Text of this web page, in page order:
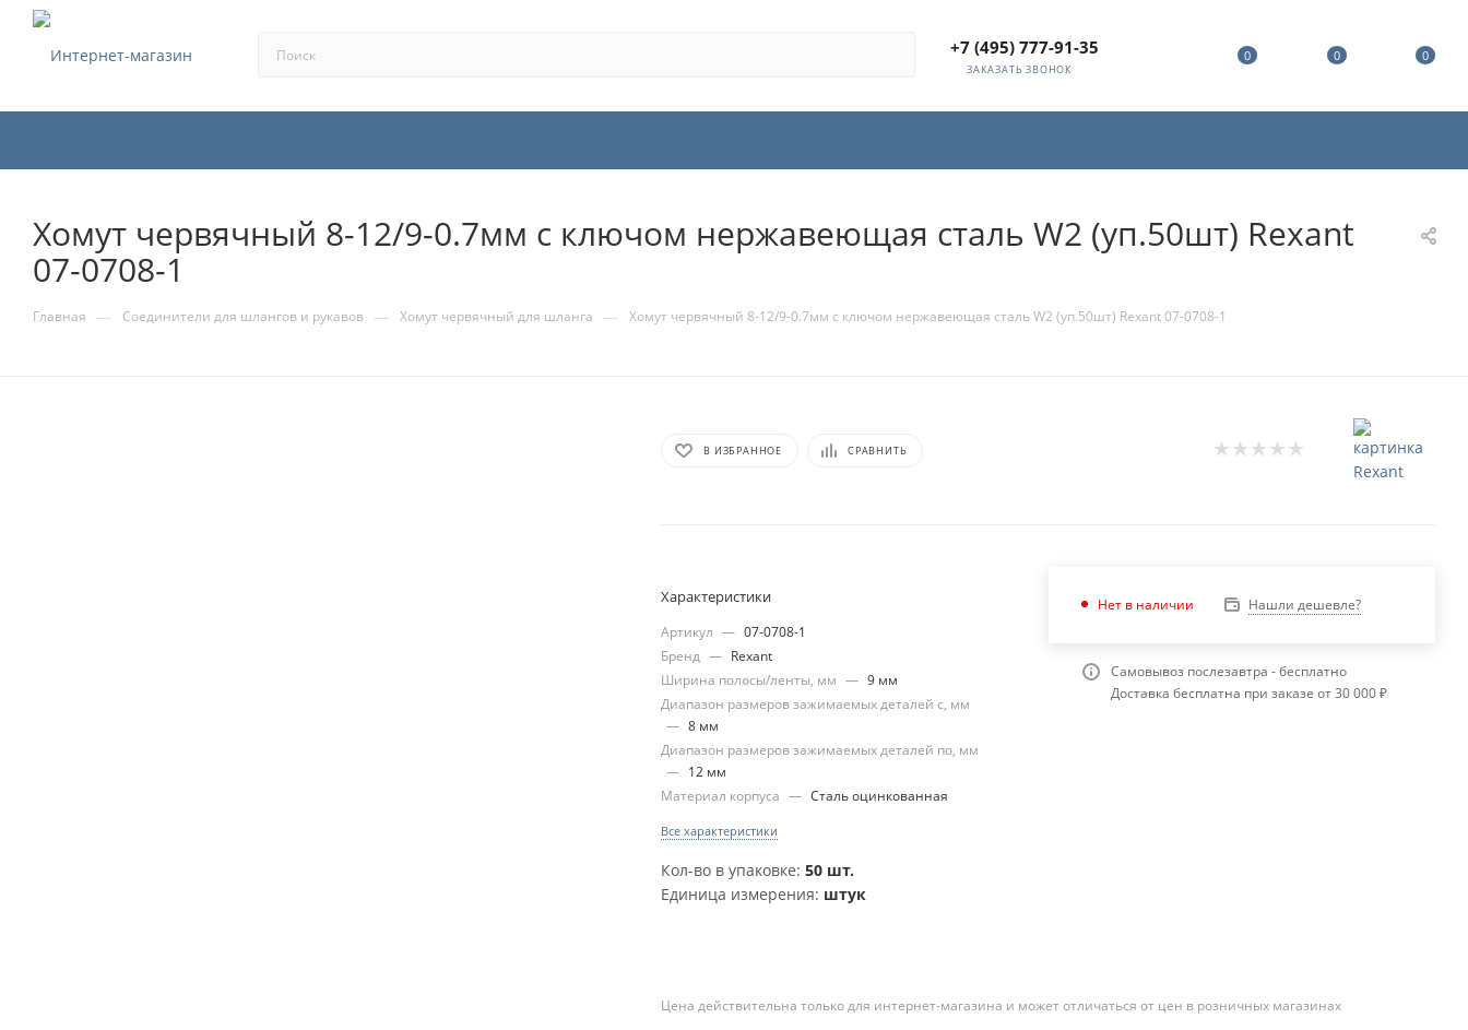
+7 (495) 777-91-35
ЗАКАЗАТЬ ЗВОНОК
0 0 0
Хомут червячный 8-12/9-0.7мм с ключом нержавеющая сталь W2 (уп.50шт) Rexant
07-0708-1
Главная — Соединители для шлангов и рукавов — Хомут червячный для шланга — Хомут червячный 8-12/9-0.7мм с ключом нержавеющая сталь W2 (уп.50шт) Rexant 07-0708-1
В ИЗБРАННОЕ СРАВНИТЬ
Характеристики
Артикул — 07-0708-1
Бренд — Rexant
Ширина полосы/ленты, мм — 9 мм
Диапазон размеров зажимаемых деталей с, мм
— 8 мм
Диапазон размеров зажимаемых деталей по, мм
— 12 мм
Материал корпуса — Сталь оцинкованная
Все характеристики
Кол-во в упаковке:50 шт.
Единица измерения: штук
Нет в наличии Нашли дешевле?
Самовывоз послезавтра - бесплатно
Доставка бесплатна при заказе от 30 000 ₽
Цена действительна только для интернет-магазина и может отличаться от цен в розничных магазинах